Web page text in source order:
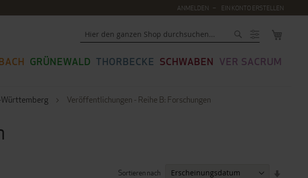
ANMELDEN EIN KONTO ERSTELLEN
GRÜNEWALD THORBECKE SCHWABEN VER SACRUM
Württemberg Veröffentlichungen - Reihe B: Forschungen
Sortieren nach